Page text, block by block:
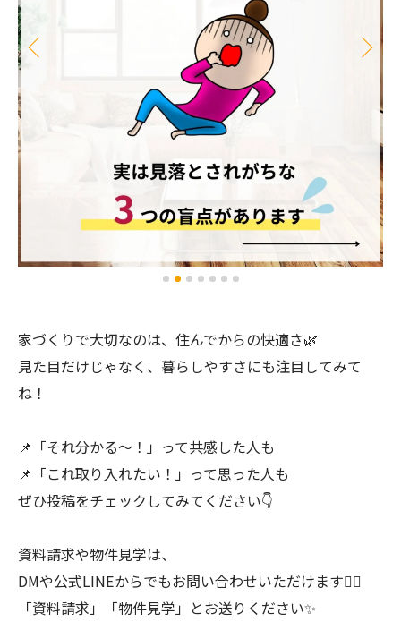
家づくりで大切なのは、住んでからの快適さ🌿
見た目だけじゃなく、暮らしやすさにも注目してみて
ね！
📌「それ分かる〜！」って共感した人も
📌「これ取り入れたい！」って思った人も
ぜひ投稿をチェックしてみてください👇
資料請求や物件見学は、
DMや公式LINEからでもお問い合わせいただけます💁‍♀️
「資料請求」「物件見学」とお送りください✨